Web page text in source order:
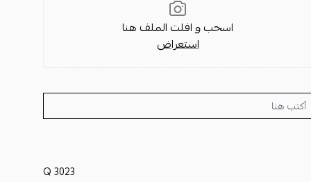
اسحب و افلت الملف هنا
استعراض
Q 3023